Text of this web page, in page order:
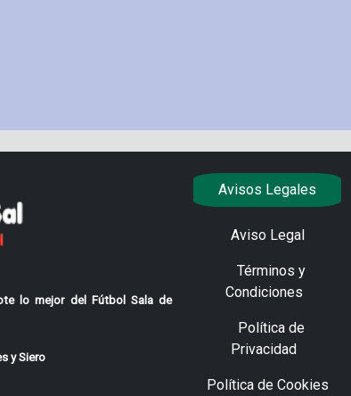
lo mejor del Fútbol Sala de
y Siero
Avisos Legales
Aviso Legal
Términos y
Condiciones
Política de
Privacidad
Política de Cookies